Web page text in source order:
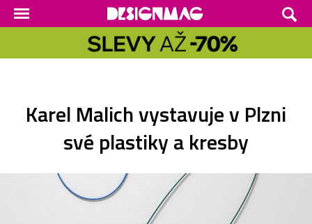
Karel Malich vystavuje v Plzni
své plastiky a kresby